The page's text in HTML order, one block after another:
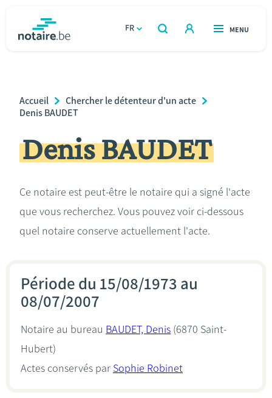
FR
OUVERT
RECHERCHER
OUVERT
MENU
Relations et vivre ensemble
Héritage et donations
Le notaire
Breadcrumb
Accueil
Chercher le détenteur d'un acte
Denis BAUDET
Denis BAUDET
Ce notaire est peut-être le notaire qui a signé l'acte
que vous recherchez. Vous pouvez voir ci-dessous
quel notaire conserve actuellement l'acte.
Période du 15/08/1973 au
08/07/2007
Notaire au bureau BAUDET, Denis (6870 Saint-
Hubert)
Actes conservés par Sophie Robinet